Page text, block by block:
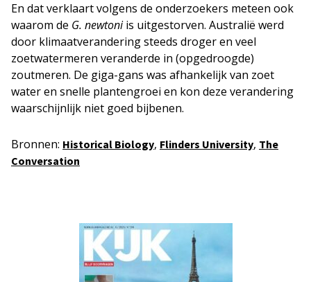
En dat verklaart volgens de onderzoekers meteen ook
waarom de G. newtoniis uitgestorven. Australië werd
door klimaatverandering steeds droger en veel
zoetwatermeren veranderde in (opgedroogde)
zoutmeren. De giga-gans was afhankelijk van zoet
water en snelle plantengroei en kon deze verandering
waarschijnlijk niet goed bijbenen.
Bronnen: Historical Biology, Flinders University, The
Conversation